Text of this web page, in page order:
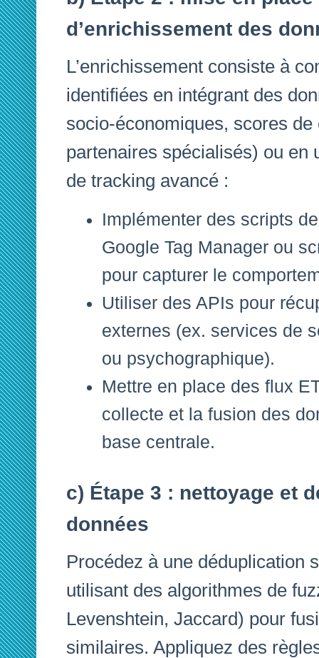
d’enrichissement des
L’enrichissement consiste à
identifiées en intégrant des
socio-économiques, scores de
partenaires spécialisés) ou en
de tracking avancé :
Implémenter des scripts
Google Tag Manager ou
pour capturer le
Utiliser des APIs pour
externes (ex. services de
ou psychographique).
Mettre en place des flux
collecte et la fusion des
base centrale.
c) Étape 3 : nettoyage et
données
Procédez à une déduplication
utilisant des algorithmes de
Levenshtein, Jaccard) pour
similaires. Appliquez des